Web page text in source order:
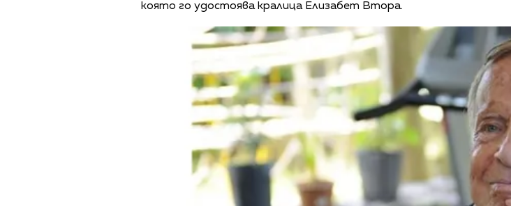
която го удостоява кралица Елизабет Втора.